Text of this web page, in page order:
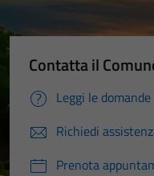
Contatta il
Leggi le
Richiedi
Prenota